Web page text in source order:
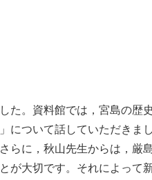
た。資料館では，宮島の歴
について話していただきま
らに，秋山先生からは，厳
が大切です。それによって